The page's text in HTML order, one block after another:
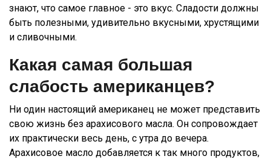
знают, что самое главное - это вкус. Сладости должны
быть полезными, удивительно вкусными, хрустящими
и сливочными.
Какая самая большая
слабость американцев?
Ни один настоящий американец не может представить
свою жизнь без арахисового масла. Он сопровождает
их практически весь день, с утра до вечера.
Арахисовое масло добавляется к так много продуктов,